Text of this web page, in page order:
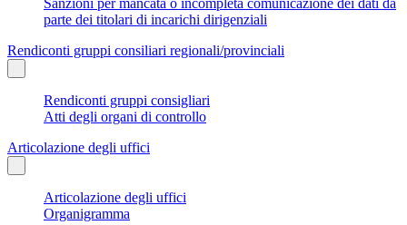
parte dei titolari di incarichi dirigenziali
Rendiconti gruppi consiliari regionali/provinciali
Rendiconti gruppi consigliari
Atti degli organi di controllo
Articolazione degli uffici
Articolazione degli uffici
Organigramma